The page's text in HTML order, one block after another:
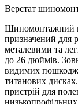
Верстат
Шиномонтажний
призначений для
металевими та
до 26 дюймів.
видимих
титанових
пристрій для